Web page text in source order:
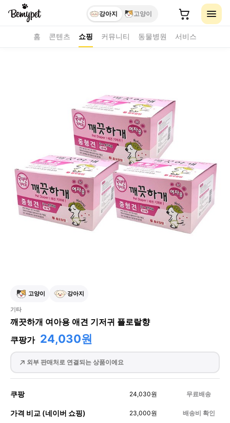
강아지 고양이
홈 콘텐츠 쇼핑 커뮤니티 동물병원 서비스
고양이 강아지
기타
깨끗하개 여아용 애견 기저귀 플로랄향
쿠팡가 24,030원
외부 판매처로 연결되는 상품이에요
쿠팡 24,030원 무료배송
가격 비교 (네이버 쇼핑) 23,000원 배송비 확인